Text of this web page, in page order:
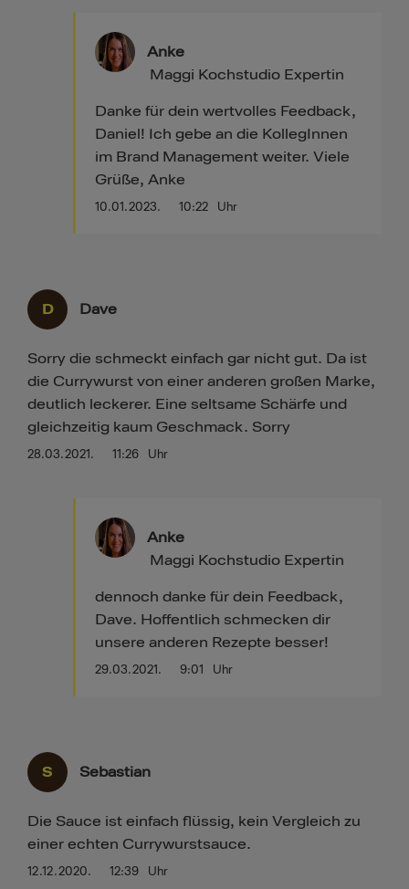
Anke
10.01.2023. 10:22 Uhr
Maggi Kochstudio Expertin
Danke für dein wertvolles Feedback,
Daniel! Ich gebe an die KollegInnen
im Brand Management weiter. Viele
Grüße, Anke
D Dave
28.03.2021. 11:26 Uhr
Sorry die schmeckt einfach gar nicht gut. Da ist
die Currywurst von einer anderen großen Marke,
deutlich leckerer. Eine seltsame Schärfe und
gleichzeitig kaum Geschmack. Sorry
Anke
29.03.2021. 9:01 Uhr
Maggi Kochstudio Expertin
dennoch danke für dein Feedback,
Dave. Hoffentlich schmecken dir
unsere anderen Rezepte besser!
S Sebastian
12.12.2020. 12:39 Uhr
Die Sauce ist einfach flüssig, kein Vergleich zu
einer echten Currywurstsauce.